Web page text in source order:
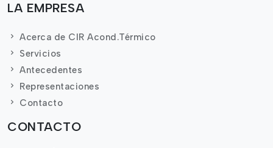
LA EMPRESA
Acerca de CIR Acond.Térmico
Servicios
Antecedentes
Representaciones
Contacto
CONTACTO